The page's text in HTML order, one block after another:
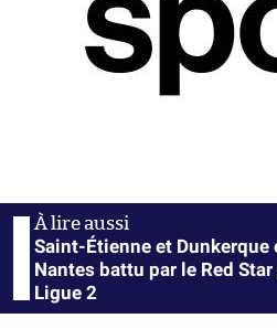
Saint-Étienne et
Nantes battu par le Red
Ligue 2